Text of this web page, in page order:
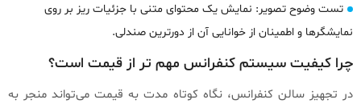
تست وضوح تصویر: نمایش یک محتوای متنی با جزئیات ریز بر روی
نمایشگرها و اطمینان از خوانایی آن از دورترین صندلی.
چرا کیفیت سیستم کنفرانس مهم‌ تر از قیمت است؟
در تجهیز سالن کنفرانس، نگاه کوتاه‌ مدت به قیمت می‌تواند منجر به